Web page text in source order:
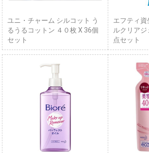
ユニ・チャーム シルコット う
るうるコットン ４０枚 X 36個
セット
エフティ資
ルクリアジ
点セット